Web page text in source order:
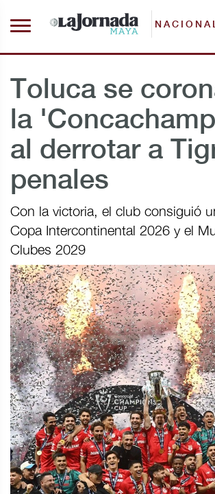
NACIONAL
Toluca se
la
al derrotar a
penales
Con la victoria, el club consiguió
Copa Intercontinental 2026 y el
Clubes 2029